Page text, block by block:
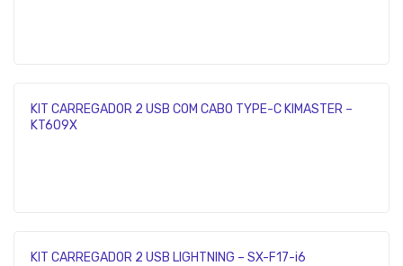
KIT CARREGADOR 2 USB COM CABO TYPE-C KIMASTER –
KT609X
KIT CARREGADOR 2 USB LIGHTNING – SX-F17-i6